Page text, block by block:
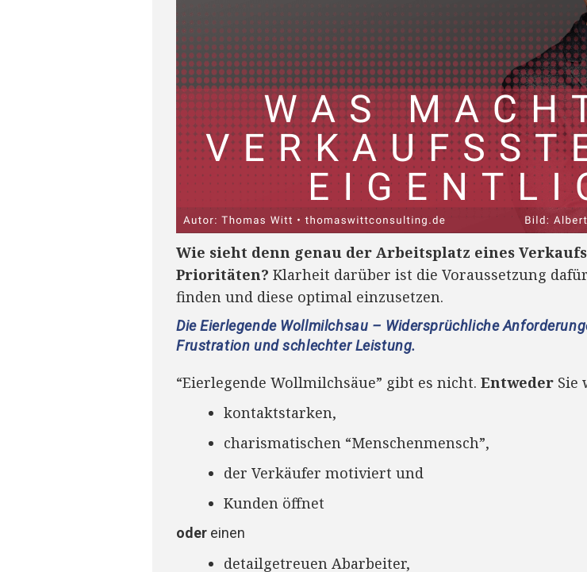
Wie sieht denn genau der Arbeitsplatz eines
Prioritäten? Klarheit darüber ist die Voraussetzung
finden und diese optimal einzusetzen.
Die Eierlegende Wollmilchsau – Widersprüchliche
Frustration und schlechter Leistung.
“Eierlegende Wollmilchsäue” gibt es nicht. Entweder Sie
kontaktstarken,
charismatischen “Menschenmensch”,
der Verkäufer motiviert und
Kunden öffnet
oder einen
detailgetreuen Abarbeiter,